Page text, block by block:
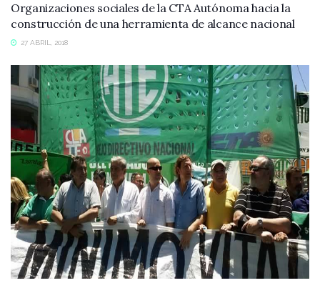
Organizaciones sociales de la CTA Autónoma hacia la
construcción de una herramienta de alcance nacional
27 ABRIL, 2018